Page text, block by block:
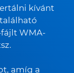
kívánt
WMA-
amíg a